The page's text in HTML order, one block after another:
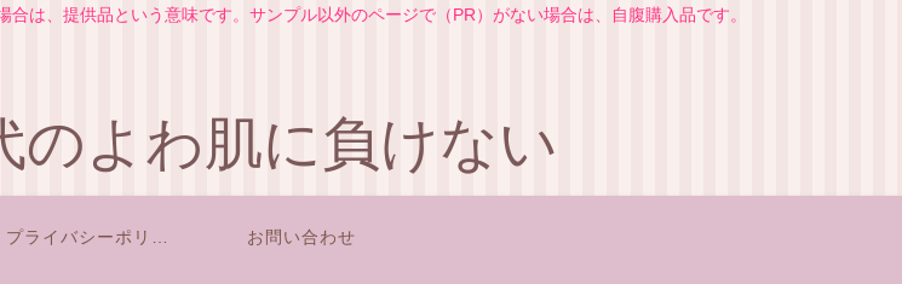
は、提供品という意味です。サンプル以外のページで（PR）がない場合は、自腹購入品です。
のよわ肌に負けない
お問い合わせ